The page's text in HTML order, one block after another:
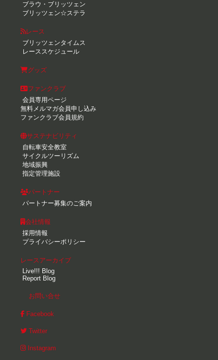
ブラウ・ブリッツェン
ブリッツェン☆ステラ
レース
ブリッツェンタイムス
レーススケジュール
グッズ
ファンクラブ
会員専用ページ
無料メルマガ会員申し込み
ファンクラブ会員規約
サステナビリティ
自転車安全教室
サイクルツーリズム
地域振興
指定管理施設
パートナー
パートナー募集のご案内
会社情報
採用情報
プライバシーポリシー
レースアーカイブ
Live!!! Blog
Report Blog
お問い合せ
Facebook
Twitter
Instagram